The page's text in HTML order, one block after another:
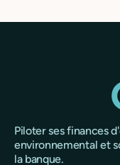
Piloter ses finances
environnemental et
la banque.